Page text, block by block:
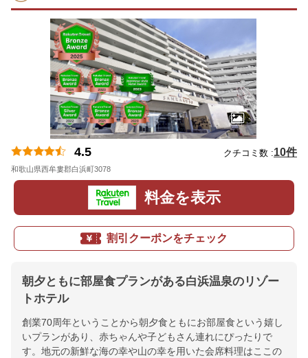
4.5 クチコミ数 :10件
和歌山県西牟婁郡白浜町3078
料金を表示
割引クーポンをチェック
朝夕ともに部屋食プランがある白浜温泉のリゾー
トホテル
創業70周年ということから朝夕食ともにお部屋食という嬉し
いプランがあり、赤ちゃんや子どもさん連れにぴったりで
す。地元の新鮮な海の幸や山の幸を用いた会席料理はここの